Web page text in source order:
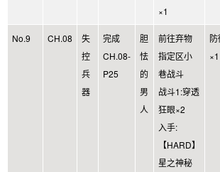
×1
No.9 CH.08
失
控
兵
器
完成
CH.08-
P25
胆
怯
的
男
人
前往弃物
指定区小
巷战斗
战斗1:穿透
狂眼×2
入手:
【HARD】
星之神秘
×1